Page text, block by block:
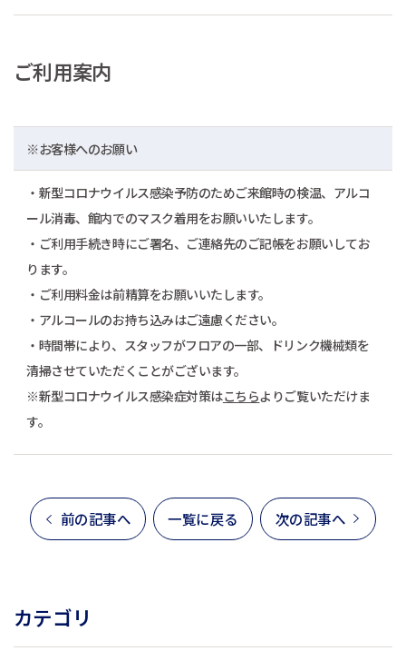
ご利用案内
※お客様へのお願い
・新型コロナウイルス感染予防のためご来館時の検温、アルコ
ール消毒、館内でのマスク着用をお願いいたします。
・ご利用手続き時にご署名、ご連絡先のご記帳をお願いしてお
ります。
・ご利用料金は前精算をお願いいたします。
・アルコールのお持ち込みはご遠慮ください。
・時間帯により、スタッフがフロアの一部、ドリンク機械類を
清掃させていただくことがございます。
※新型コロナウイルス感染症対策はこちらよりご覧いただけま
す。
前の記事へ 一覧に戻る 次の記事へ
カテゴリ